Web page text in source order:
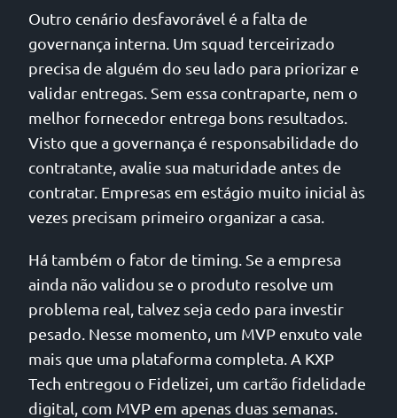
Outro cenário desfavorável é a falta de
governança interna. Um squad terceirizado
precisa de alguém do seu lado para priorizar e
validar entregas. Sem essa contraparte, nem o
melhor fornecedor entrega bons resultados.
Visto que a governança é responsabilidade do
contratante, avalie sua maturidade antes de
contratar. Empresas em estágio muito inicial às
vezes precisam primeiro organizar a casa.
Há também o fator de timing. Se a empresa
ainda não validou se o produto resolve um
problema real, talvez seja cedo para investir
pesado. Nesse momento, um MVP enxuto vale
mais que uma plataforma completa. A KXP
Tech entregou o Fidelizei, um cartão fidelidade
digital, com MVP em apenas duas semanas.